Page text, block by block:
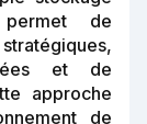
de
et de
approche
de